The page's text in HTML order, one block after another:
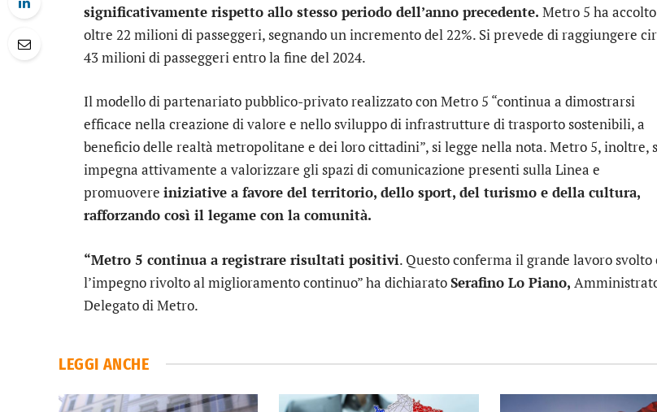
significativamente rispetto allo stesso periodo dell’anno precedente. Metro 5 ha accolto
oltre 22 milioni di passeggeri, segnando un incremento del 22%. Si prevede di raggiungere
43 milioni di passeggeri entro la fine del 2024.
Il modello di partenariato pubblico-privato realizzato con Metro 5 “continua a dimostrarsi
efficace nella creazione di valore e nello sviluppo di infrastrutture di trasporto sostenibili, a
beneficio delle realtà metropolitane e dei loro cittadini”, si legge nella nota. Metro 5, inoltre,
impegna attivamente a valorizzare gli spazi di comunicazione presenti sulla Linea e
promuovere iniziative a favore del territorio, dello sport, del turismo e della cultura,
rafforzando così il legame con la comunità.
“Metro 5 continua a registrare risultati positivi. Questo conferma il grande lavoro svolto
l’impegno rivolto al miglioramento continuo” ha dichiaratoSerafino Lo Piano,
Delegato di Metro.
LEGGI ANCHE